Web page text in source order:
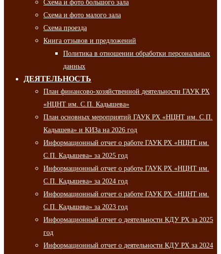
Схема и фото большого зала
Схема и фото малого зала
Схема проезда
Книга отзывов и предложений
Политика в отношении обработки персональных
данных
ДЕЯТЕЛЬНОСТЬ
План финансово-хозяйственной деятельности ГАУК РХ
«НЦНТ им. С.П. Кадышева»
План основных мероприятий ГАУК РХ «НЦНТ им. С.П.
Кадышева» и КИЗа на 2026 год
Информационный отчет о работе ГАУК РХ «НЦНТ им.
С.П. Кадышева» за 2025 год
Информационный отчет о работе ГАУК РХ «НЦНТ им.
С.П. Кадышева» за 2024 год
Информационный отчет о работе ГАУК РХ «НЦНТ им.
С.П. Кадышева» за 2023 год
Информационный отчет о деятельности КДУ РХ за 2025
год
Информационный отчет о деятельности КДУ РХ за 2024